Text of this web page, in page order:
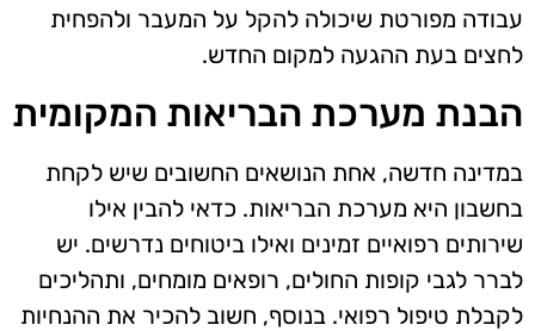
עבודה מפורטת שיכולה להקל על המעבר ולהפחית
לחצים בעת ההגעה למקום החדש.
הבנת מערכת הבריאות המקומית
במדינה חדשה, אחת הנושאים החשובים שיש לקחת
בחשבון היא מערכת הבריאות. כדאי להבין אילו
שירותים רפואיים זמינים ואילו ביטוחים נדרשים. יש
לברר לגבי קופות החולים, רופאים מומחים, ותהליכים
לקבלת טיפול רפואי. בנוסף, חשוב להכיר את ההנחיות